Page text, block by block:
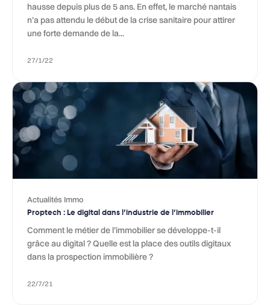
hausse depuis plus de 5 ans. En effet, le marché nantais
n’a pas attendu le début de la crise sanitaire pour attirer
une forte demande de la...
27/1/22
Actualités Immo
Proptech : Le digital dans l’industrie de l’immobilier
Comment le métier de l’immobilier se développe-t-il
grâce au digital ? Quelle est la place des outils digitaux
dans la prospection immobilière ?
22/7/21